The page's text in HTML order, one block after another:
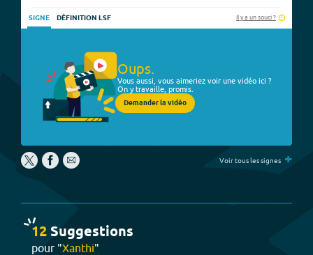
SIGNE DÉFINITION LSF Il y a un souci ?
Oups.
Vous aussi, vous aimeriez voir une vidéo ici ?
On y travaille, promis.
Demander la vidéo
Voir tous les signes +
12Suggestions
pour "Xanthi"